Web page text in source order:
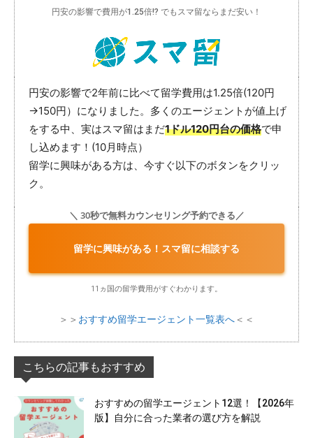
円安の影響で費用が1.25倍!? でもスマ留ならまだ安い！
円安の影響で2年前に比べて留学費用は1.25倍(120円
→150円）になりました。多くのエージェントが値上げ
をする中、実はスマ留はまだ1ドル120円台の価格で申
し込めます！(10月時点）
留学に興味がある方は、今すぐ以下のボタンをクリッ
ク。
＼ 30秒で無料カウンセリング予約できる／
留学に興味がある！スマ留に相談する
11ヵ国の留学費用がすぐわかります。
＞＞ おすすめ留学エージェント一覧表へ ＜＜
こちらの記事もおすすめ
おすすめの留学エージェント12選！【2026年
版】自分に合った業者の選び方を解説